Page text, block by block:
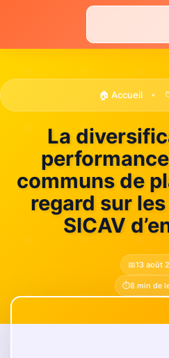
🏠 Accueil •
La
communs de
regard sur les
SICAV
📅13 août
⏱️8 min de